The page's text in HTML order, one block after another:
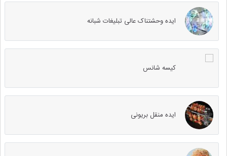
ایده وحشتناک عالی تبلیغات شبانه
کیسه شانس
ایده منقل بریونی